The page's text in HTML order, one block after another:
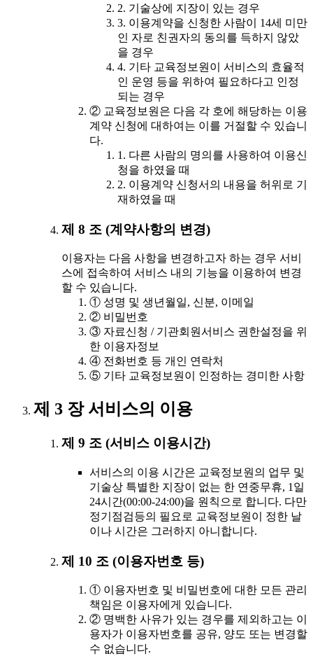
2. 기술상에 지장이 있는 경우
3. 이용계약을 신청한 사람이 14세 미만
인 자로 친권자의 동의를 득하지 않았
을 경우
4. 기타 교육정보원이 서비스의 효율적
인 운영 등을 위하여 필요하다고 인정
되는 경우
② 교육정보원은 다음 각 호에 해당하는 이용
계약 신청에 대하여는 이를 거절할 수 있습니
다.
1. 다른 사람의 명의를 사용하여 이용신
청을 하였을 때
2. 이용계약 신청서의 내용을 허위로 기
재하였을 때
제 8 조 (계약사항의 변경)
이용자는 다음 사항을 변경하고자 하는 경우 서비
스에 접속하여 서비스 내의 기능을 이용하여 변경
할 수 있습니다.
① 성명 및 생년월일, 신분, 이메일
② 비밀번호
③ 자료신청 / 기관회원서비스 권한설정을 위
한 이용자정보
④ 전화번호 등 개인 연락처
⑤ 기타 교육정보원이 인정하는 경미한 사항
제 3 장 서비스의 이용
제 9 조 (서비스 이용시간)
서비스의 이용 시간은 교육정보원의 업무 및
기술상 특별한 지장이 없는 한 연중무휴, 1일
24시간(00:00-24:00)을 원칙으로 합니다. 다만
정기점검등의 필요로 교육정보원이 정한 날
이나 시간은 그러하지 아니합니다.
제 10 조 (이용자번호 등)
① 이용자번호 및 비밀번호에 대한 모든 관리
책임은 이용자에게 있습니다.
② 명백한 사유가 있는 경우를 제외하고는 이
용자가 이용자번호를 공유, 양도 또는 변경할
수 없습니다.